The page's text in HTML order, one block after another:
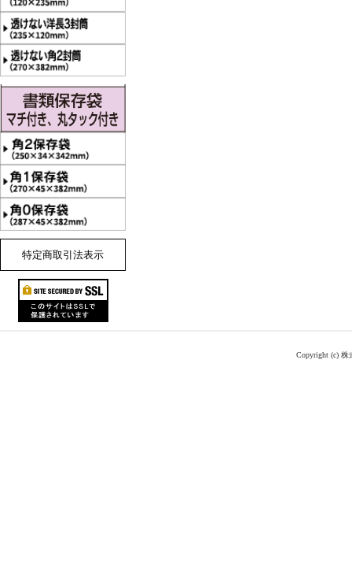
特定商取引法表示
Copyright (c)